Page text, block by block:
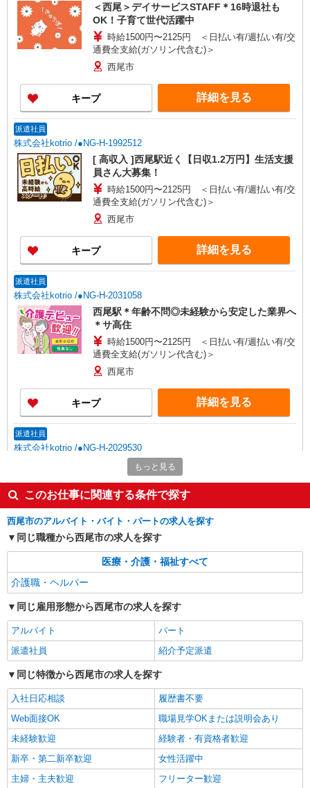
＜西尾＞デイサービスSTAFF＊16時退社も
OK！子育て世代活躍中
時給1500円〜2125円 ＜日払い有/週払い有/交
通費全支給(ガソリン代含む)＞
西尾市
キープ 詳細を見る
派遣社員
株式会社kotrio /●NG-H-1992512
[ 高収入 ]西尾駅近く【日収1.2万円】生活支援
員さん大募集！
時給1500円〜2125円 ＜日払い有/週払い有/交
通費全支給(ガソリン代含む)＞
西尾市
キープ 詳細を見る
派遣社員
株式会社kotrio /●NG-H-2031058
西尾駅＊年齢不問◎未経験から安定した業界へ
＊サ高住
時給1500円〜2125円 ＜日払い有/週払い有/交
通費全支給(ガソリン代含む)＞
西尾市
キープ 詳細を見る
派遣社員
株式会社kotrio /●NG-H-2029530
西尾駅｜リハビリ補助などのデイサービス
STAFF♪未経験OK
時給1500円〜2125円 ＜日払い有/週払い有/交
通費全支給(ガソリン代含む)＞
西尾市 最寄り：西尾駅
キープ 詳細を見る
派遣社員
株式会社kotrio /●NG-H-2029809
う高時給の有料住宅
時給1500円〜2125円 ＜日払い有/週払い有/交
通費全支給(ガソリン代含む)＞
西尾市
キープ 詳細を見る
派遣社員
株式会社kotrio /●NG-H-1992406
個別ケア重視！高級シニア住宅で巡回やケアな
ど＊西尾駅/日払いOK
もっと見る
このお仕事に関連する条件で探す
西尾市のアルバイト・バイト・パートの求人を探す
同じ職種から西尾市の求人を探す
医療・介護・福祉すべて
介護職・ヘルパー
同じ雇用形態から西尾市の求人を探す
アルバイト
パート
派遣社員
紹介予定派遣
同じ特徴から西尾市の求人を探す
入社日応相談
履歴書不要
Web面接OK
職場見学OKまたは説明会あり
未経験歓迎
経験者・有資格者歓迎
新卒・第二新卒歓迎
女性活躍中
主婦・主夫歓迎
フリーター歓迎